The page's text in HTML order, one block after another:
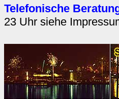
Telefonische
23 Uhr siehe